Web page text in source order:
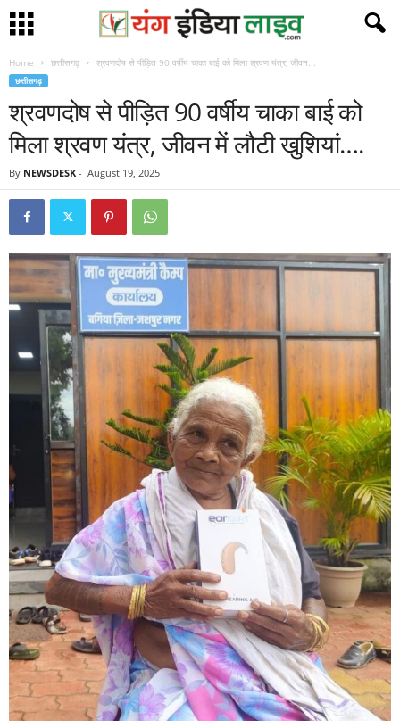
Home छत्तीसगढ़ श्रवणदोष से पीड़ित 90 वर्षीय चाका बाई को मिला श्रवण यंत्र, जीवन...
छत्तीसगढ़
श्रवणदोष से पीड़ित 90 वर्षीय चाका बाई को
मिला श्रवण यंत्र, जीवन में लौटी खुशियां….
By NEWSDESK - August 19, 2025